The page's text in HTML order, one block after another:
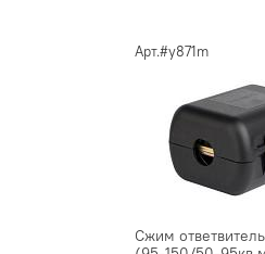
Арт.#y871m
Сжим